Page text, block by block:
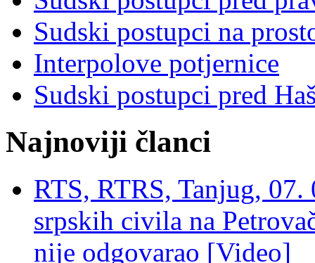
Sudski postupci na
Interpolove potjernice
Sudski postupci pred
Najnoviji članci
RTS, RTRS, Tanjug,
srpskih civila na
nije odgovarao [Video]